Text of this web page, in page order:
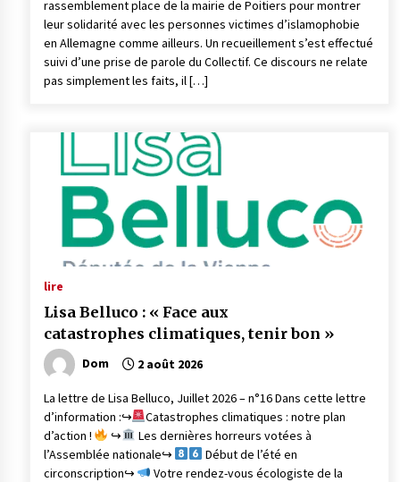
rassemblement place de la mairie de Poitiers pour montrer
leur solidarité avec les personnes victimes d’islamophobie
en Allemagne comme ailleurs. Un recueillement s’est effectué
suivi d’une prise de parole du Collectif. Ce discours ne relate
pas simplement les faits, il […]
lire
Lisa Belluco : « Face aux
catastrophes climatiques, tenir bon »
Dom 2 août 2026
La lettre de Lisa Belluco, Juillet 2026 – n°16 Dans cette lettre
d’information :↪
Catastrophes climatiques : notre plan
d’action !
↪
Les dernières horreurs votées à
l’Assemblée nationale↪
Début de l’été en
circonscription↪
Votre rendez-vous écologiste de la